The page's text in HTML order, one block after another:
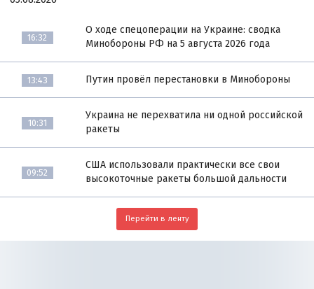
16:32
О ходе спецоперации на Украине: сводка
Минобороны РФ на 5 августа 2026 года
13:43 Путин провёл перестановки в Минобороны
10:31
Украина не перехватила ни одной российской
ракеты
09:52
США использовали практически все свои
высокоточные ракеты большой дальности
Перейти в ленту